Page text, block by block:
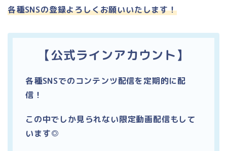
各種SNSの登録よろしくお願いいたします！
【公式ラインアカウント】
各種SNSでのコンテンツ配信を定期的に配
信！
この中でしか見られない限定動画配信もして
います◎